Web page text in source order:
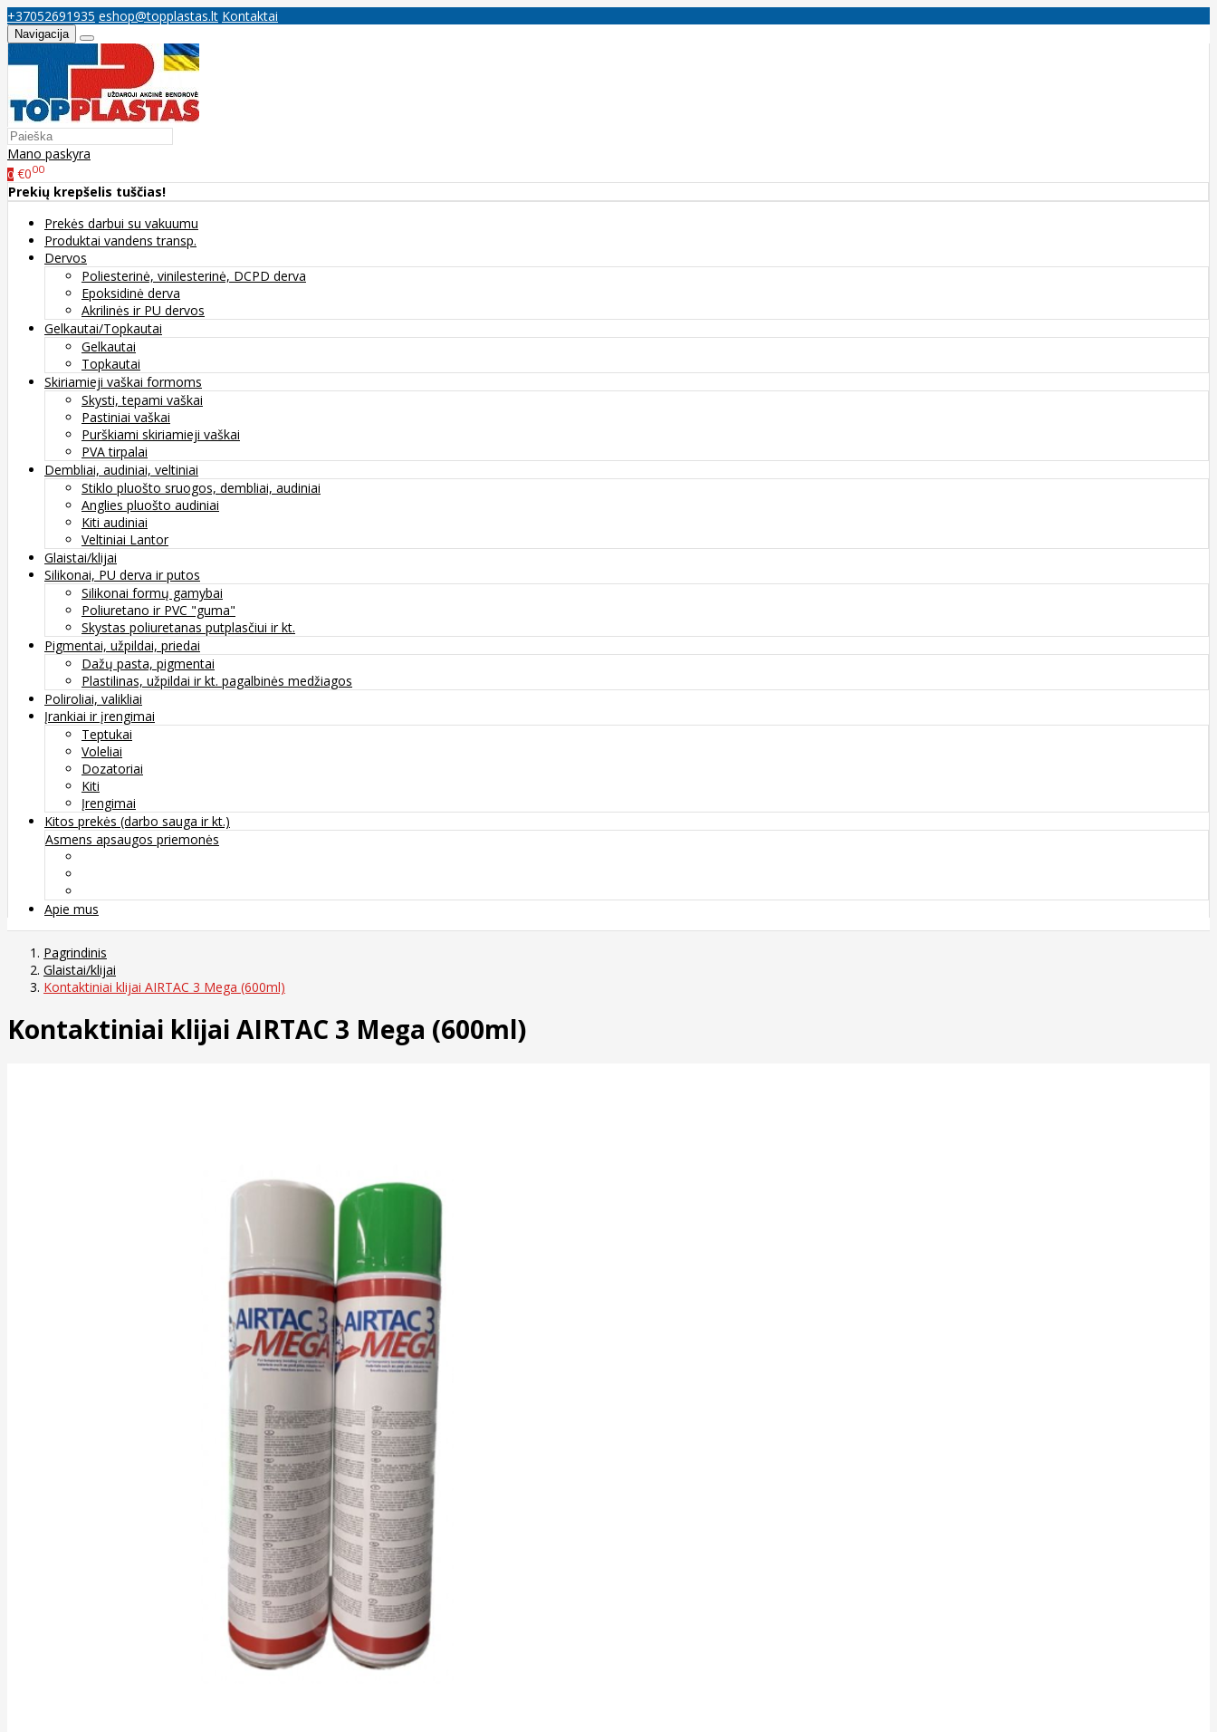
+37052691935 eshop@topplastas.lt Kontaktai
Navigacija
Mano paskyra
0 €000
Prekių krepšelis tuščias!
Prekės darbui su vakuumu
Produktai vandens transp.
Dervos
Poliesterinė, vinilesterinė, DCPD derva
Epoksidinė derva
Akrilinės ir PU dervos
Gelkautai/Topkautai
Gelkautai
Topkautai
Skiriamieji vaškai formoms
Skysti, tepami vaškai
Pastiniai vaškai
Purškiami skiriamieji vaškai
PVA tirpalai
Dembliai, audiniai, veltiniai
Stiklo pluošto sruogos, dembliai, audiniai
Anglies pluošto audiniai
Kiti audiniai
Veltiniai Lantor
Glaistai/klijai
Silikonai, PU derva ir putos
Silikonai formų gamybai
Poliuretano ir PVC "guma"
Skystas poliuretanas putplasčiui ir kt.
Pigmentai, užpildai, priedai
Dažų pasta, pigmentai
Plastilinas, užpildai ir kt. pagalbinės medžiagos
Poliroliai, valikliai
Įrankiai ir įrengimai
Teptukai
Voleliai
Dozatoriai
Kiti
Įrengimai
Kitos prekės (darbo sauga ir kt.)
Asmens apsaugos priemonės
Apie mus
Pagrindinis
Glaistai/klijai
Kontaktiniai klijai AIRTAC 3 Mega (600ml)
Kontaktiniai klijai AIRTAC 3 Mega (600ml)